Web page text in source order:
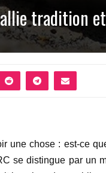
allie tradition
une chose : est-ce
se distingue par un